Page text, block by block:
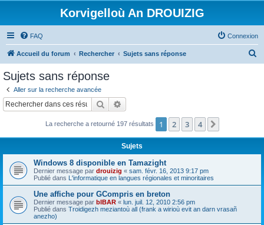
Korvigelloù An DROUIZIG
FAQ Connexion
Accueil du forum Rechercher Sujets sans réponse
c
Sujets sans réponse
Aller sur la recherche avancée
Rechercher
La recherche a retourné 197 résultats 1 2 3 4
Sujets
Windows 8 disponible en Tamazight
Dernier message par drouizig « sam. févr. 16, 2013 9:17 pm
Publié dans L'informatique en langues régionales et minoritaires
Une affiche pour GCompris en breton
Dernier message par bIBAR « lun. juil. 12, 2010 2:56 pm
Publié dans Troidigezh meziantoù all (frank a wirioù evit an darn vrasañ
anezho)